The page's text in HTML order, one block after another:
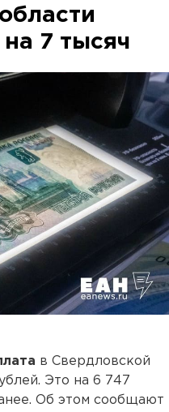
7 тысяч
в Свердловской
Это на 6 747
Об этом сообщают